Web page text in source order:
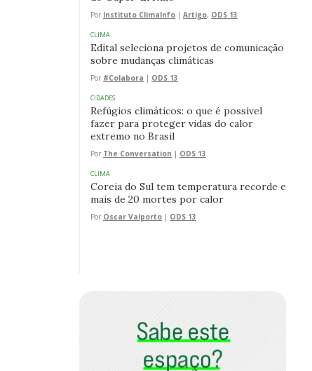
Por Instituto ClimaInfo | Artigo, ODS 13
CLIMA
Edital seleciona projetos de comunicação
sobre mudanças climáticas
Por #Colabora | ODS 13
CIDADES
Refúgios climáticos: o que é possível
fazer para proteger vidas do calor
extremo no Brasil
Por The Conversation | ODS 13
CLIMA
Coreia do Sul tem temperatura recorde e
mais de 20 mortes por calor
Por Oscar Valporto | ODS 13